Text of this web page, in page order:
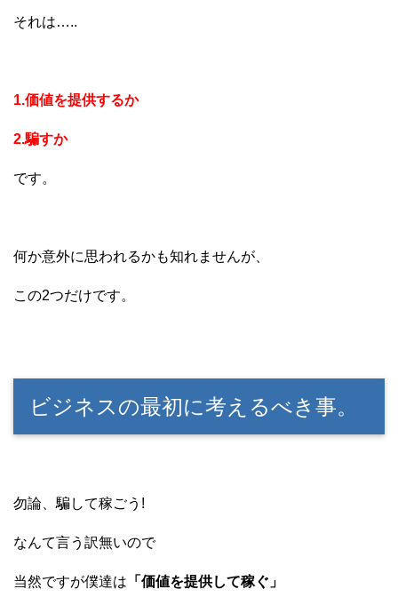
それは…..
1.価値を提供するか
2.騙すか
です。
何か意外に思われるかも知れませんが、
この2つだけです。
ビジネスの最初に考えるべき事。
勿論、騙して稼ごう!
なんて言う訳無いので
当然ですが僕達は 「価値を提供して稼ぐ」